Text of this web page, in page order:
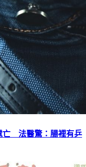
亡 法醫驚：腸裡有乒